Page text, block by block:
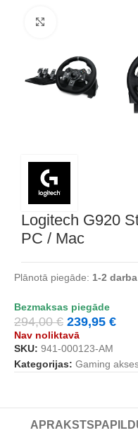
Logitech G920
PC / Mac
Plānotā piegāde: 1-2
Bezmaksas piegāde
294,00€ 239,95 €
Nav noliktavā
SKU: 941-000123-AM
Kategorijas: Gaming
APRAKSTS